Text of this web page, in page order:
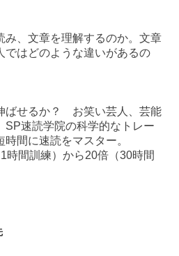
み、文章を理解するのか。文章
ではどのような違いがあるの
ばせるか？ お笑い芸人、芸能
SP速読学院の科学的なトレー
間に速読をマスター。
間訓練）から20倍（30時間